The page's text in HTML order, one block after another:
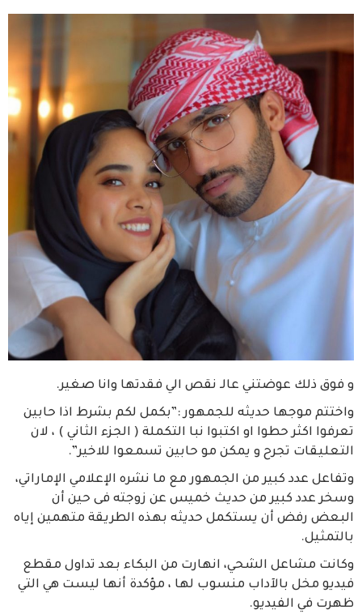
و فوق ذلك عوضتني عالـ نقص الي فقدتها وانا صغير.
واختتم موجها حديثه للجمهور :”بكمل لكم بشرط اذا حابين
تعرفوا اكثر حطوا او اكتبوا نبا التكملة ( الجزء الثاني ) ، لان
التعليقات تجرح و يمكن مو حابين تسمعوا للاخير”.
وتفاعل عدد كبير من الجمهور مع ما نشره الإعلامي الإماراتي،
وسخر عدد كبير من حديث خميس عن زوجته فى حين أن
البعض رفض أن يستكمل حديثه بهذه الطريقة متهمين إياه
بالتمثيل.
وكانت مشاعل الشحي، انهارت من البكاء بعد تداول مقطع
فيديو مخل بالآداب منسوب لها ، مؤكدة أنها ليست هي التي
ظهرت في الفيديو.